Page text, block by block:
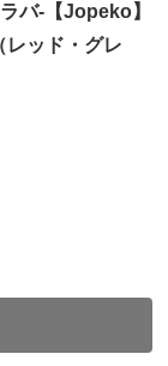
バ-【Jopeko】
レッド・グレ